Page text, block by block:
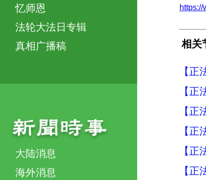
忆师恩
法轮大法日专辑
真相广播稿
大陆消息
海外消息
相关
【
【
【
【
【
【